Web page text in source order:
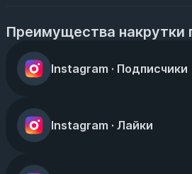
Преимущества накрутки
Instagram · Подписчики
Instagram · Лайки